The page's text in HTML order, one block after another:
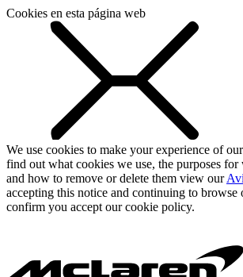
Cookies en esta página web
We use cookies to make your experience of
find out what cookies we use, the purposes
and how to remove or delete them view our
accepting this notice and continuing to browse
confirm you accept our cookie policy.